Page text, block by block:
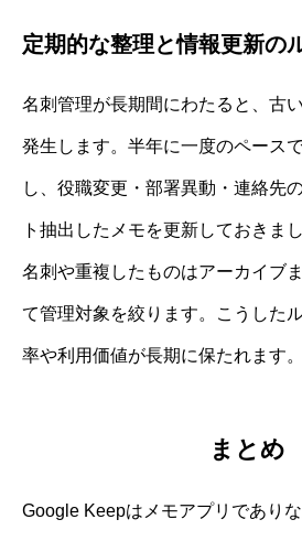
定期的な整理と情報更新の
名刺管理が長期間にわたると、古
発生します。半年に一度のペース
し、役職変更・部署異動・連絡先
ト抽出したメモを更新しておきま
名刺や重複したものはアーカイブ
て管理対象を絞ります。こうした
率や利用価値が長期に保たれます。
まとめ
Google Keepはメモアプリであり